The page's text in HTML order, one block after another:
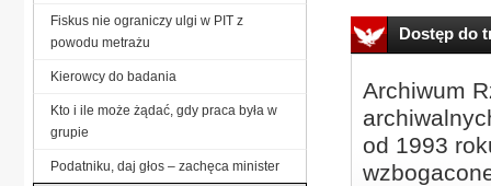
Dostęp do
Archiwum
od 1993
Fiskus nie ograniczy ulgi w PIT z
powodu metrażu
Kierowcy do badania
Kto i ile może żądać, gdy praca była w
grupie
Podatniku, daj głos – zachęca minister